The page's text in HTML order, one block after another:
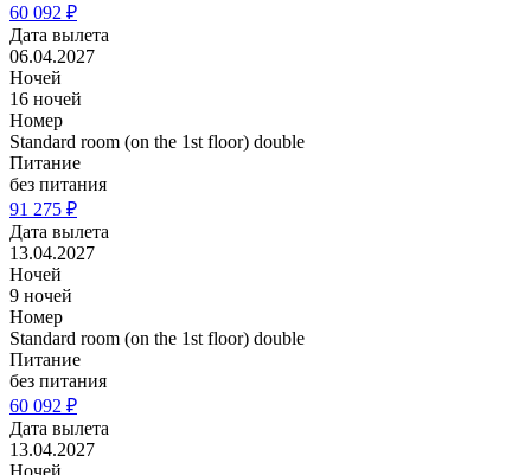
60 092 ₽
Дата вылета
06.04.2027
Ночей
16 ночей
Номер
Standard room (on the 1st floor) double
Питание
без питания
91 275 ₽
Дата вылета
13.04.2027
Ночей
9 ночей
Номер
Standard room (on the 1st floor) double
Питание
без питания
60 092 ₽
Дата вылета
13.04.2027
Ночей